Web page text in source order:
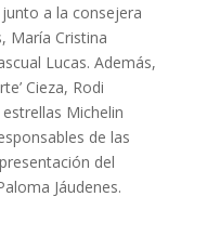
a la consejera
María Cristina
Lucas. Además,
Cieza, Rodi
Michelin
de las
del
Jáudenes.